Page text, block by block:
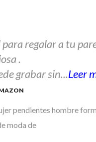
para regalar a tu
.
grabar sin...Leer
pendientes hombre
moda de